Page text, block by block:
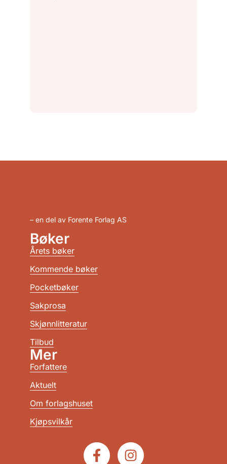
– en del av Forente Forlag AS
Bøker
Årets bøker
Kommende bøker
Pocketbøker
Sakprosa
Skjønnlitteratur
Tilbud
Mer
Forfattere
Aktuelt
Om forlagshuset
Kjøpsvilkår